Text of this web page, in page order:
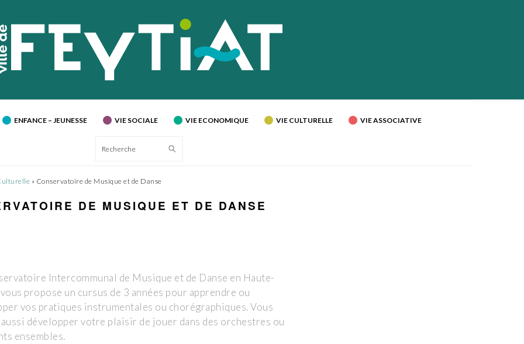
ENFANCE – JEUNESSE VIE SOCIALE VIE ECONOMIQUE VIE CULTURELLE VIE ASSOCIATIVE
Recherche
» Conservatoire de Musique et de Danse
DE MUSIQUE ET DE DANSE
Intercommunal de Musique et de Danse en Haute-
propose un cursus de 3 années pour apprendre ou
vos pratiques instrumentales ou chorégraphiques. Vous
développer votre plaisir de jouer dans des orchestres ou
ensembles.